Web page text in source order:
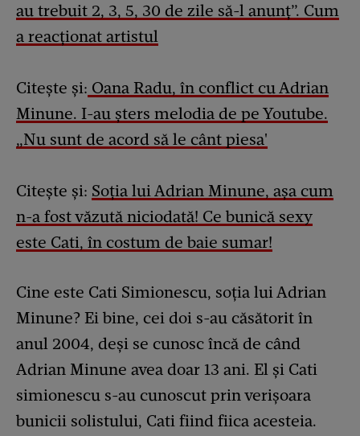
au trebuit 2, 3, 5, 30 de zile să-l anunț”. Cum
a reacționat artistul
Citește și: Oana Radu, în conflict cu Adrian
Minune. I-au șters melodia de pe Youtube.
„Nu sunt de acord să le cânt piesa'
Citește și: Soția lui Adrian Minune, așa cum
n-a fost văzută niciodată! Ce bunică sexy
este Cati, în costum de baie sumar!
Cine este Cati Simionescu, soția lui Adrian
Minune? Ei bine, cei doi s-au căsătorit în
anul 2004, deși se cunosc încă de când
Adrian Minune avea doar 13 ani. El și Cati
simionescu s-au cunoscut prin verișoara
bunicii solistului, Cati fiind fiica acesteia.